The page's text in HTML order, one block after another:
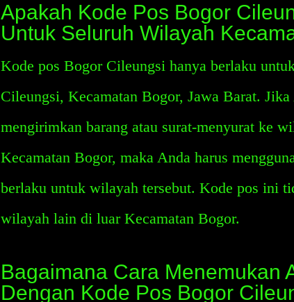
Apakah Kode Pos Bogor
Untuk Seluruh Wilayah
Kode pos Bogor Cileungsi hanya berlaku
Cileungsi, Kecamatan Bogor, Jawa Barat.
mengirimkan barang atau surat-menyurat ke
Kecamatan Bogor, maka Anda harus
berlaku untuk wilayah tersebut. Kode pos ini
wilayah lain di luar Kecamatan Bogor.
Bagaimana Cara Menemukan
Dengan Kode Pos Bogor